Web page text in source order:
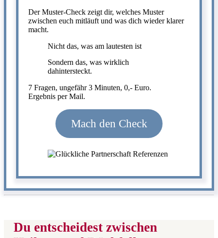
Der Muster-Check zeigt dir, welches Muster
zwischen euch mitläuft und was dich wieder klarer
macht.
Nicht das, was am lautesten ist
Sondern das, was wirklich
dahintersteckt.
7 Fragen, ungefähr 3 Minuten, 0,- Euro.
Ergebnis per Mail.
Mach den Check
Du entscheidest zwischen